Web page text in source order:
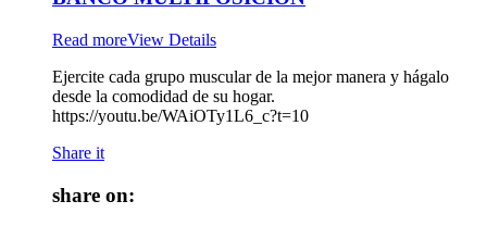
Read moreView Details
Ejercite cada grupo muscular de la mejor manera y hágalo
desde la comodidad de su hogar.
https://youtu.be/WAiOTy1L6_c?t=10
Share it
share on: